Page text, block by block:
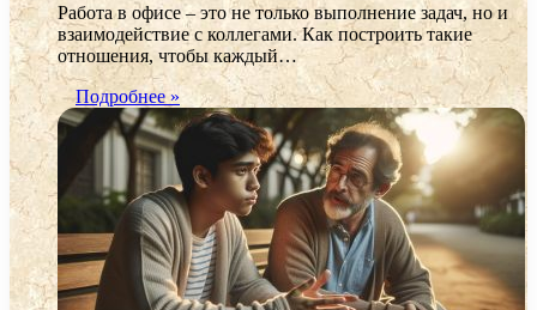
Работа в офисе – это не только выполнение задач, но и
взаимодействие с коллегами. Как построить такие
отношения, чтобы каждый…
Подробнее »